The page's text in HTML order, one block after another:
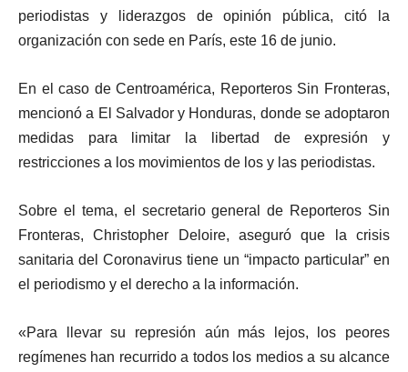
periodistas y liderazgos de opinión pública, citó la
organización con sede en París, este 16 de junio.
En el caso de Centroamérica, Reporteros Sin Fronteras,
mencionó a El Salvador y Honduras, donde se adoptaron
medidas para limitar la libertad de expresión y
restricciones a los movimientos de los y las periodistas.
Sobre el tema, el secretario general de Reporteros Sin
Fronteras, Christopher Deloire, aseguró que la crisis
sanitaria del Coronavirus tiene un “impacto particular” en
el periodismo y el derecho a la información.
«Para llevar su represión aún más lejos, los peores
regímenes han recurrido a todos los medios a su alcance